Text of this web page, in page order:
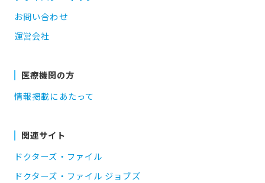
お問い合わせ
運営会社
医療機関の方
情報掲載にあたって
関連サイト
ドクターズ・ファイル
ドクターズ・ファイル ジョブズ